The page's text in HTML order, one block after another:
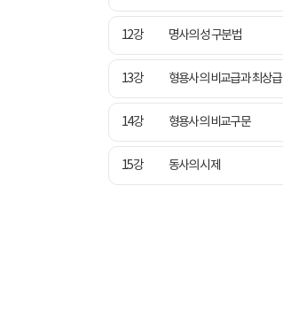
12강 명사의 성 구분법
13강 형용사의 비교급과 최상급
14강 형용사의 비교구문
15강 동사의 시제